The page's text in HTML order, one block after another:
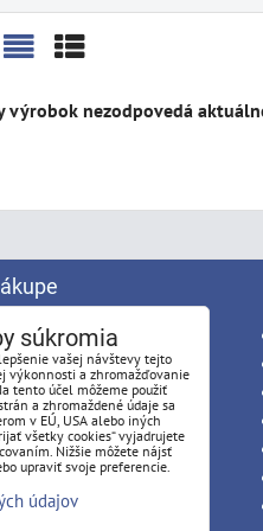
osobných údajov
podmienky
poriadok
mieru - podmienky
súkromia
vašej návštevy tejto
výkonnosti a zhromažďovanie
tento účel môžeme použiť
a zhromaždené údaje sa
v EÚ, USA alebo iných
všetky cookies“ vyjadrujete
Nižšie môžete nájsť
upraviť svoje preferencie.
údajov